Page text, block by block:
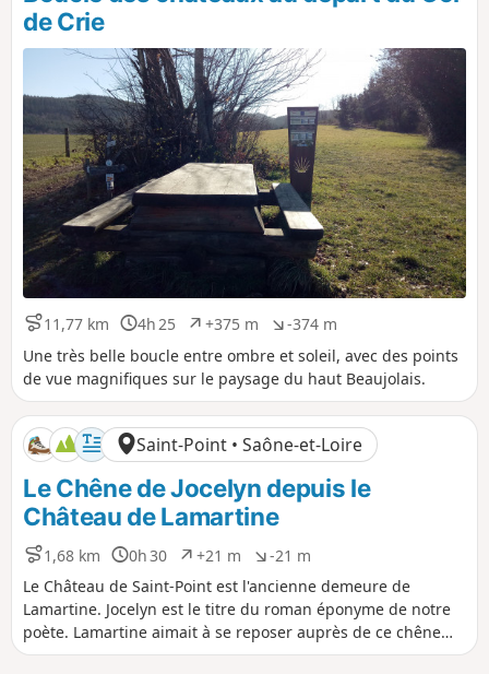
i
t
i
f
a
t
i
f
de Crie
11,77 km
D
i
s
t
n
c
4h 25
D
u
r
é
+375 m
D
é
n
i
e
l
p
o
s
i
i
f
-374 m
D
é
n
i
e
l
n
é
g
i
f
Une très belle boucle entre ombre et soleil, avec des points
de vue magnifiques sur le paysage du haut Beaujolais.
Saint-Point • Saône-et-Loire
Le Chêne de Jocelyn depuis le
Château de Lamartine
1,68 km
D
i
s
t
a
n
0h 30
D
u
r
é
e
+21 m
D
é
n
i
v
e
-21 m
D
é
n
i
v
e
Le Château de Saint-Point est l'ancienne demeure de
Lamartine. Jocelyn est le titre du roman éponyme de notre
poète. Lamartine aimait à se reposer auprès de ce chêne
majestueux, sur un banc de pierre qui subsiste. Après (ou